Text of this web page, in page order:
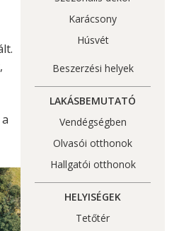
Karácsony
Húsvét
Beszerzési helyek
LAKÁSBEMUTATÓ
Vendégségben
Olvasói otthonok
Hallgatói otthonok
HELYISÉGEK
Tetőtér